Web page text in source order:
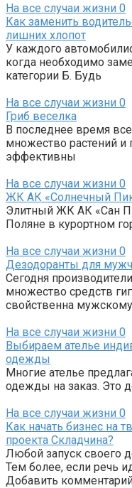
На все случаи жизни 0
Как заменить
лишних хлопот
У каждого
когда необходимо
категории Б. Будь
На все случаи жизни 0
Гриб веселка
В последнее время
множество растений
эффективны
На все случаи жизни 0
ЖК АК «Солнечный
Элитный ЖК АК «Сан
Поляне в курортном
На все случаи жизни 0
Дезодоранты для
Сегодня
множество средств
свойственна
На все случаи жизни 0
Выбираем ателье
одежды
Многие ателье
одежды на заказ. Это
На все случаи жизни 0
Как начать бизнес на
проекта Складчина?
Любой запуск своего
Тем более, если речь
Добавить